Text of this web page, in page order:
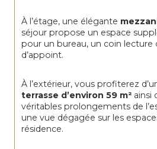
À l’étage, une élégante
séjour propose un espace
pour un bureau, un coin lecture
d’appoint.
À l’extérieur, vous profiterez
terrasse d’environ 59 m² ainsi
véritables prolongements de
une vue dégagée sur les
résidence.